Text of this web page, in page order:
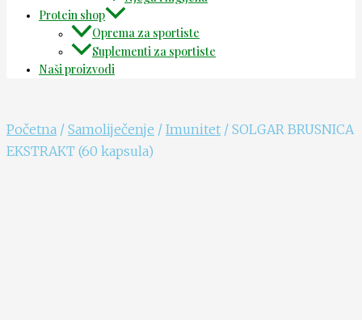
Protein shop
Oprema za sportiste
Suplementi za sportiste
Naši proizvodi
Početna / Samoliječenje / Imunitet / SOLGAR BRUSNICA
EKSTRAKT (60 kapsula)